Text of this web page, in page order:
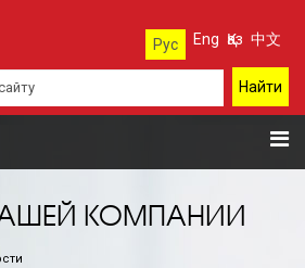
Рус Eng Қаз 中文
КОМПАНИИ